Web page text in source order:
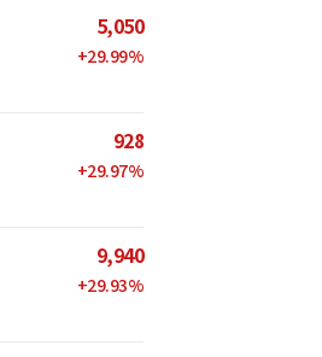
5,050
+29.99%
928
+29.97%
9,940
+29.93%